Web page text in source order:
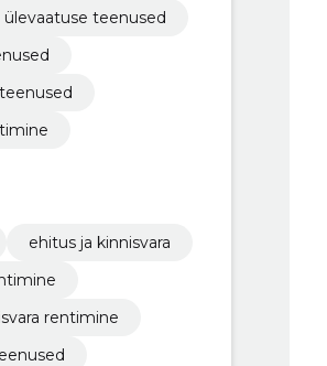
teenused
ehitus ja kinnisvara
rentimine